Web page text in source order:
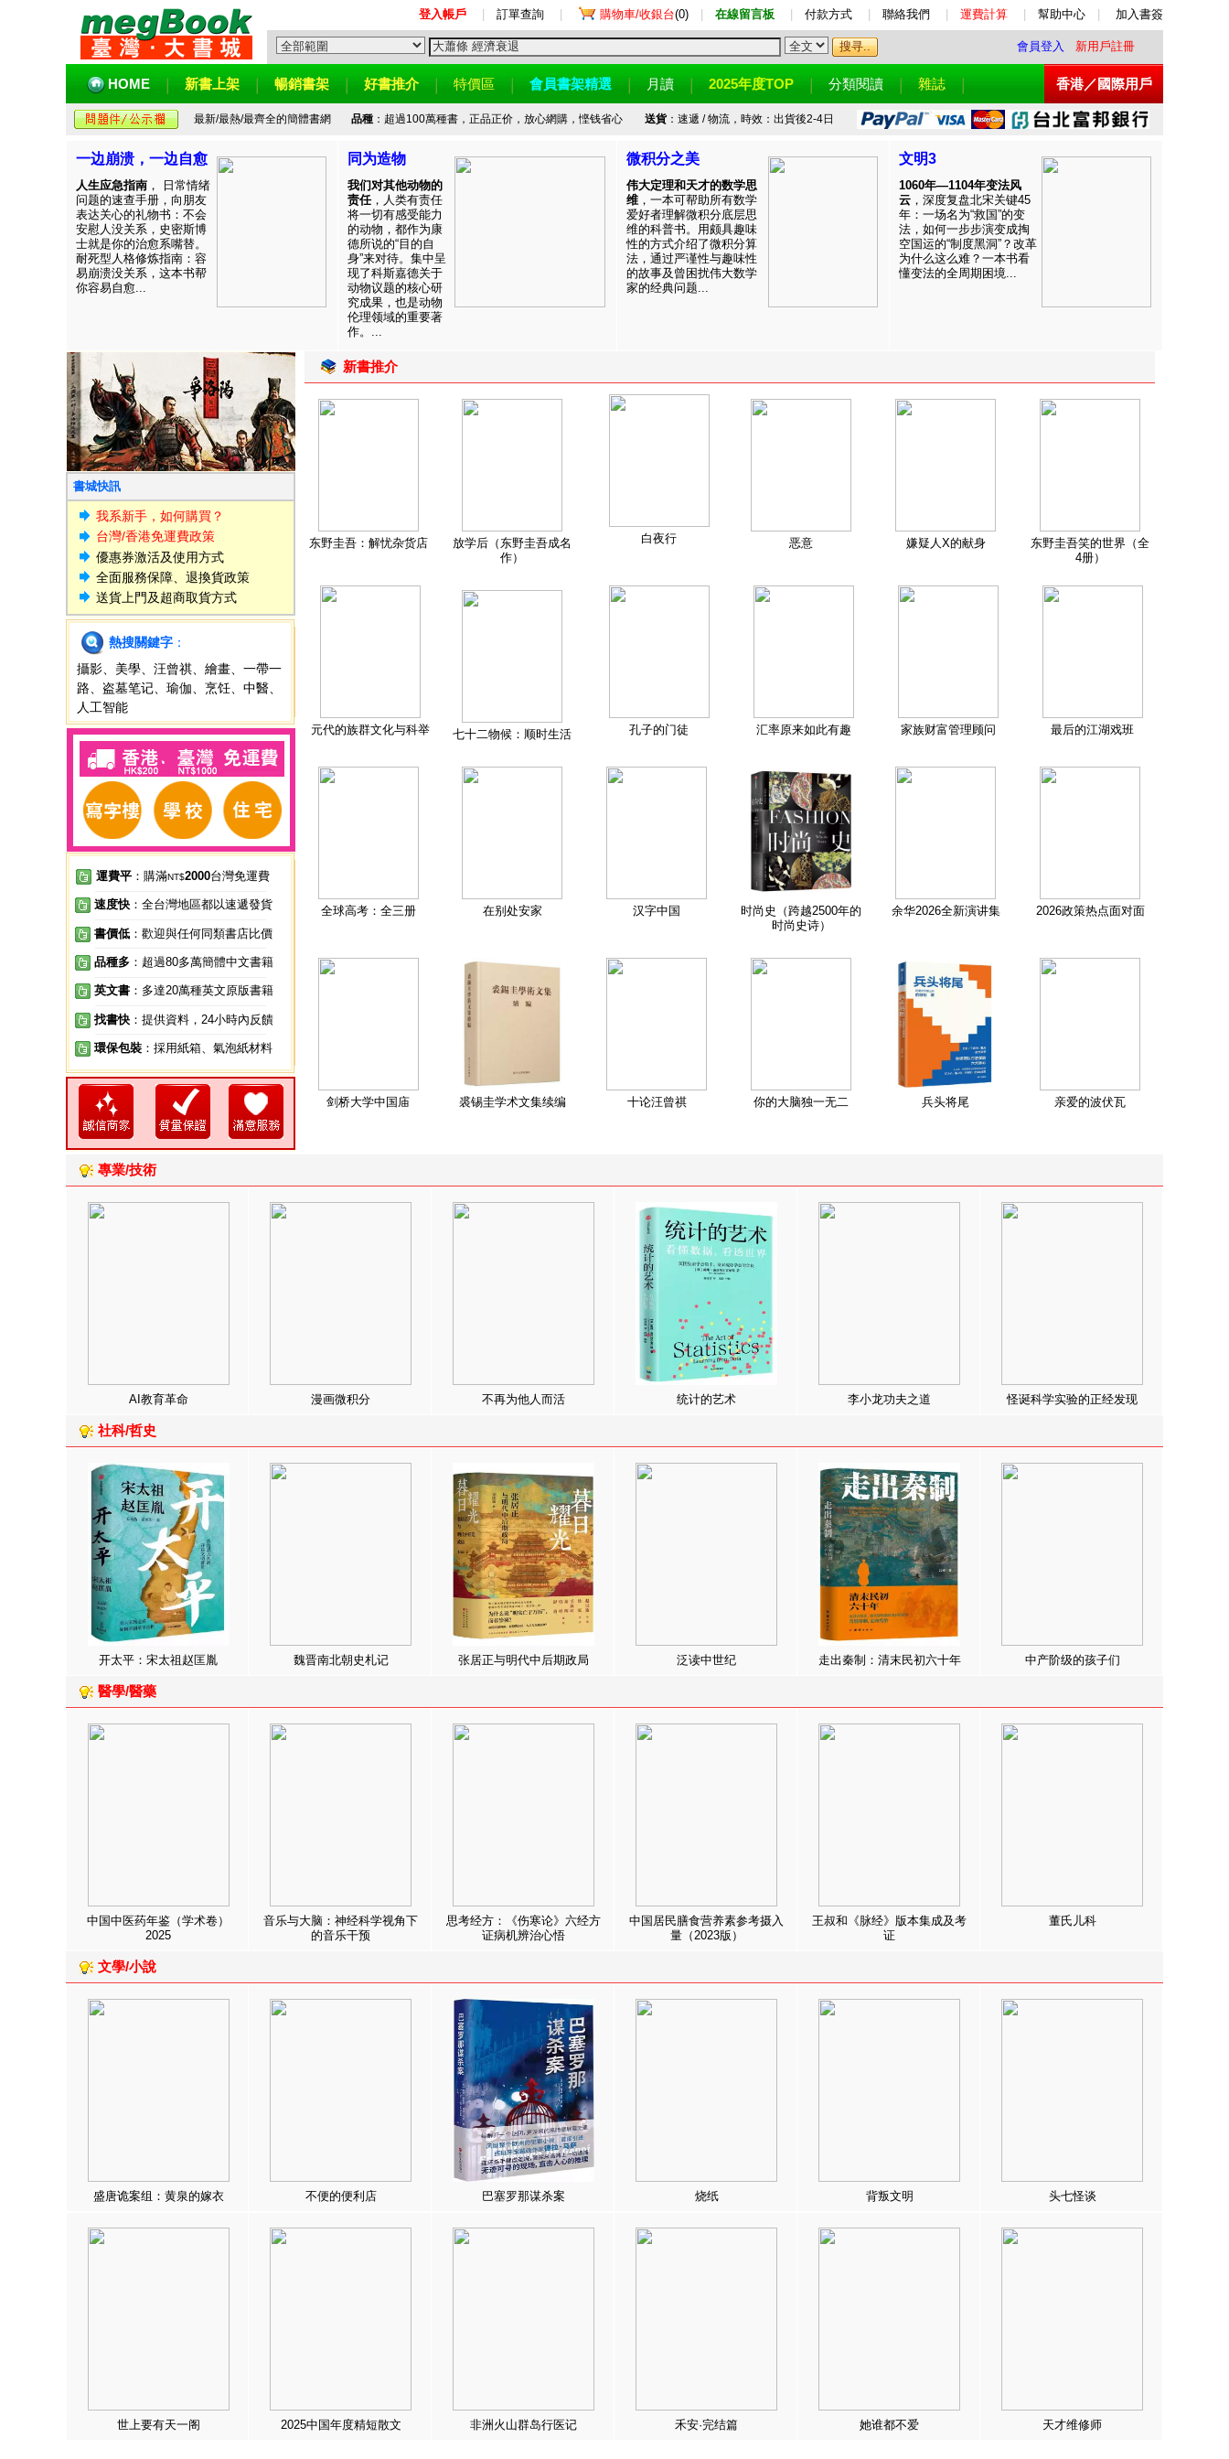
登入帳戶 訂單查詢 購物車/收銀台(0) 在線留言板 付款方式 聯絡我們 運費計算 幫助中心 加入書簽
會員登入 新用戶註冊
HOME 新書上架 暢銷書架 好書推介 特價區 會員書架精選 月讀 2025年度TOP 分類閱讀 雜誌 香港／國際用戶
最新/最熱/最齊全的簡體書網 品種：超過100萬種書，正品正价，放心網購，悭钱省心 送貨：速遞 / 物流，時效：出貨後2-4日
一边崩溃，一边自愈
人生应急指南 ， 日常情绪
问题的速查手册，向朋友
表达关心的礼物书：不会
安慰人没关系，史密斯博
士就是你的治愈系嘴替。
耐死型人格修炼指南：容
易崩溃没关系，这本书帮
你容易自愈...
同为造物
我们对其他动物的
责任，人类有责任
将一切有感受能力
的动物，都作为康
德所说的“目的自
身”来对待。集中呈
现了科斯嘉德关于
动物议题的核心研
究成果，也是动物
伦理领域的重要著
作。...
微积分之美
伟大定理和天才的数学思
维 ，一本可帮助所有数学
爱好者理解微积分底层思
维的科普书。用颇具趣味
性的方式介绍了微积分算
法，通过严谨性与趣味性
的故事及曾困扰伟大数学
家的经典问题...
文明3
1060年—1104年变法风
云 ，深度复盘北宋关键45
年：一场名为“救国”的变
法，如何一步步演变成掏
空国运的“制度黑洞”？改革
为什么这么难？一本书看
懂变法的全周期困境...
書城快訊
我系新手，如何購買？
台灣/香港免運費政策
優惠券激活及使用方式
全面服務保障、退換貨政策
送貨上門及超商取貨方式
熱搜關鍵字 ：
攝影
美學 汪曾祺 繪畫
一帶一
路
盗墓笔记 瑜伽 烹饪 中醫
人工智能
運費平 ：購滿NT$2000台灣免運費
速度快 ：全台灣地區都以速遞發貨
書價低 ：歡迎與任何同類書店比價
品種多 ：超過80多萬簡體中文書籍
英文書 ：多達20萬種英文原版書籍
找書快 ：提供資料，24小時內反饋
環保包裝 ：採用紙箱、氣泡紙材料
新書推介
东野圭吾：解忧杂货店
放学后（东野圭吾成名
作）
白夜行 恶意 嫌疑人X的献身
东野圭吾笑的世界（全
4册）
元代的族群文化与科举 七十二物候：顺时生活 孔子的门徒 汇率原来如此有趣 家族财富管理顾问 最后的江湖戏班
全球高考：全三册 在别处安家 汉字中国
时尚史（跨越2500年的
时尚史诗）
余华2026全新演讲集 2026政策热点面对面
剑桥大学中国庙 裘锡圭学术文集续编 十论汪曾祺 你的大脑独一无二 兵头将尾 亲爱的波伏瓦
專業/技術
AI教育革命 漫画微积分 不再为他人而活 统计的艺术 李小龙功夫之道 怪诞科学实验的正经发现
社科/哲史
开太平：宋太祖赵匡胤 魏晋南北朝史札记 张居正与明代中后期政局 泛读中世纪 走出秦制：清末民初六十年 中产阶级的孩子们
醫學/醫藥
中国中医药年鉴（学术卷）
2025
音乐与大脑：神经科学视角下
的音乐干预
思考经方：《伤寒论》六经方
证病机辨治心悟
中国居民膳食营养素参考摄入
量（2023版）
王叔和《脉经》版本集成及考
证
董氏儿科
文學/小說
盛唐诡案组：黄泉的嫁衣 不便的便利店 巴塞罗那谋杀案 烧纸 背叛文明 头七怪谈
世上要有天一阁 2025中国年度精短散文 非洲火山群岛行医记 禾安·完结篇 她谁都不爱 天才维修师